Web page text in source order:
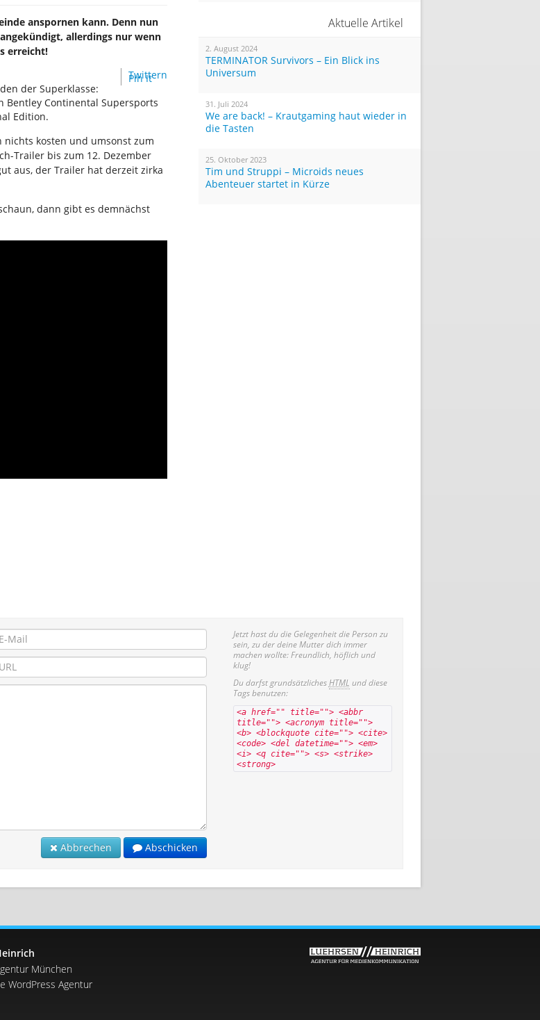
anspornen kann. Denn nun
allerdings nur wenn
erreicht!
Twittern
Pin It
der Superklasse:
Bentley Continental Supersports
Edition.
nichts kosten und umsonst zum
Trailer bis zum 12. Dezember
aus, der Trailer hat derzeit zirka
dann gibt es demnächst
Aktuelle Artikel
2. August 2024
TERMINATOR Survivors – Ein Blick ins
Universum
31. Juli 2024
We are back! – Krautgaming haut wieder in
die Tasten
25. Oktober 2023
Tim und Struppi – Microids neues
Abenteuer startet in Kürze
Abbrechen Abschicken
Jetzt hast du die Gelegenheit die Person zu
sein, zu der deine Mutter dich immer
machen wollte: Freundlich, höflich und
klug!
Du darfst grundsätzlichesHTML und diese
Tags benutzen:
<a href="" title=""> <abbr
title=""> <acronym title="">
<b> <blockquote cite=""> <cite>
<code> <del datetime=""> <em>
<i> <q cite=""> <s> <strike>
<strong>
München
WordPress Agentur